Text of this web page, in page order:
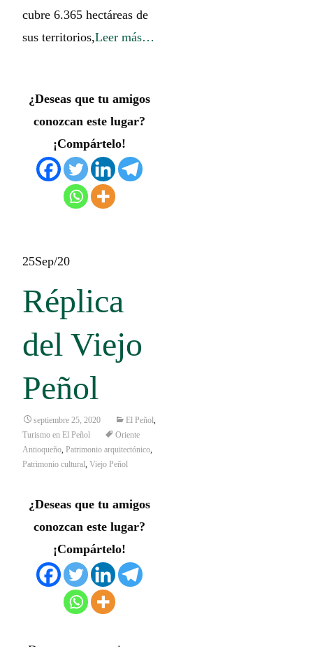
cubre 6.365 hectáreas de
sus territorios,Leer más…
¿Deseas que tu amigos
conozcan este lugar?
¡Compártelo!
25Sep/20
Réplica
del Viejo
Peñol
septiembre 25, 2020 El Peñol
Turismo en El Peñol
Oriente
Antioqueño Patrimonio arquitectónico
Patrimonio cultural Viejo Peñol
¿Deseas que tu amigos
conozcan este lugar?
¡Compártelo!